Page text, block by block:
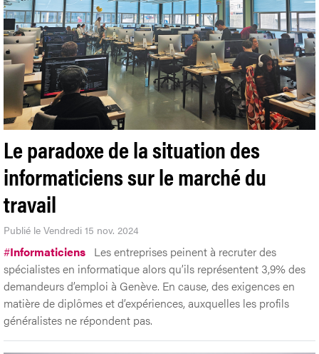
Le paradoxe de la situation des
informaticiens sur le marché du
travail
Publié le Vendredi 15 nov. 2024
#Informaticiens Les entreprises peinent à recruter des
spécialistes en informatique alors qu’ils représentent 3,9% des
demandeurs d’emploi à Genève. En cause, des exigences en
matière de diplômes et d’expériences, auxquelles les profils
généralistes ne répondent pas.